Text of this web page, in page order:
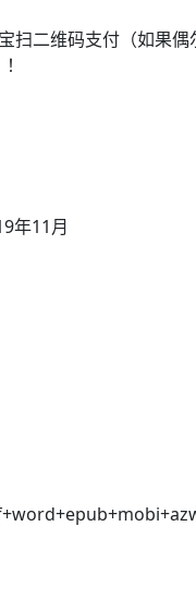
扫二维码支付（如果
年11月